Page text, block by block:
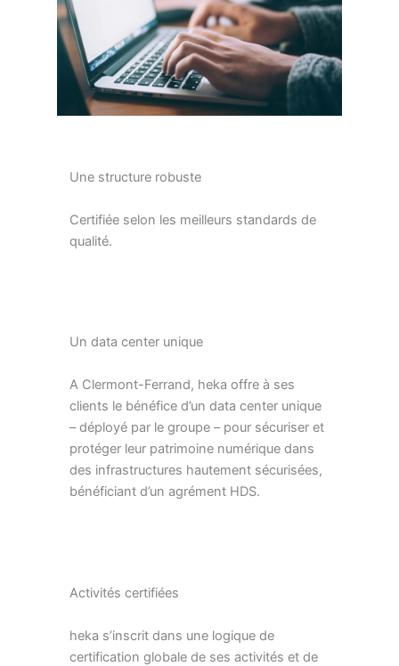
Une structure robuste
Certifiée selon les meilleurs standards de
qualité.
Un data center unique
A Clermont-Ferrand, heka offre à ses
clients le bénéfice d’un data center unique
– déployé par le groupe – pour sécuriser et
protéger leur patrimoine numérique dans
des infrastructures hautement sécurisées,
bénéficiant d’un agrément HDS.
Activités certifiées
heka s’inscrit dans une logique de
certification globale de ses activités et de